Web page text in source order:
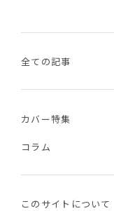
全ての記事
カバー特集
コラム
このサイトについて